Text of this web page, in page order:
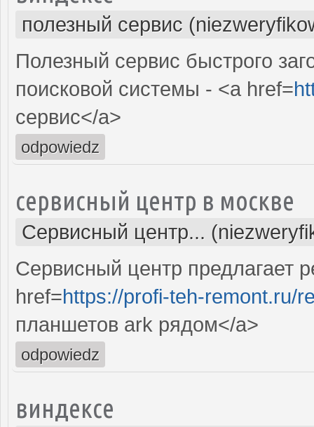
полезный сервис
Полезный сервис быстрого
поисковой системы - <a href=
сервис</a>
odpowiedz
сервисный центр в москве
Сервисный центр...
Сервисный центр предлагает
href=https://profi-teh-remont.ru/
планшетов ark рядом</a>
odpowiedz
виндексе